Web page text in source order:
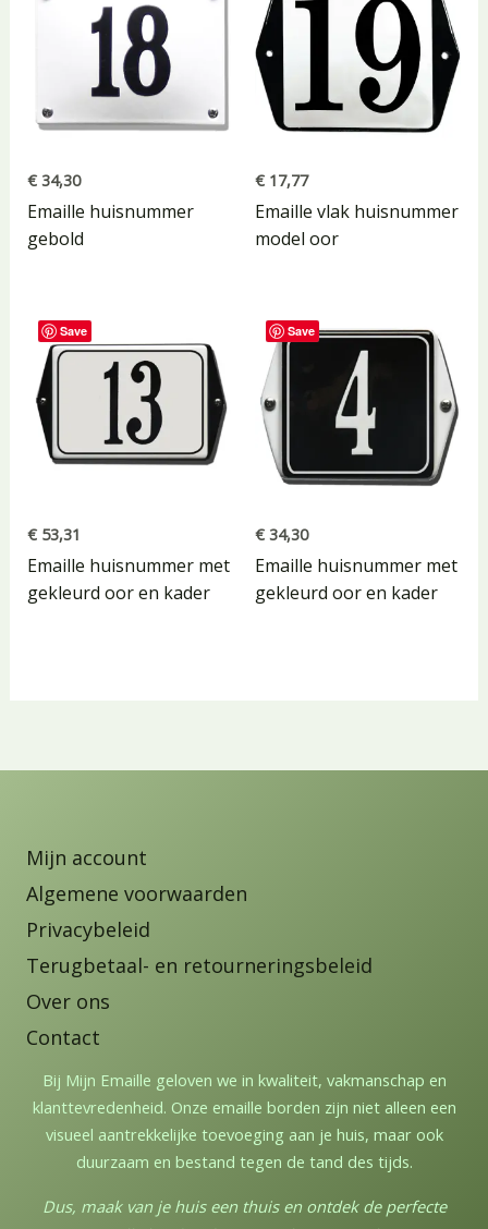
€34,30
Emaille huisnummer
gebold
€ 17,77
Emaille vlak huisnummer
model oor
Save
€53,31
Emaille huisnummer met
gekleurd oor en kader
Save
€ 34,30
Emaille huisnummer met
gekleurd oor en kader
Mijn account
Algemene voorwaarden
Privacybeleid
Terugbetaal- en retourneringsbeleid
Over ons
Contact
Bij Mijn Emaille geloven we in kwaliteit, vakmanschap en
klanttevredenheid. Onze emaille borden zijn niet alleen een
visueel aantrekkelijke toevoeging aan je huis, maar ook
duurzaam en bestand tegen de tand des tijds.
Dus, maak van je huis een thuis en ontdek de perfecte